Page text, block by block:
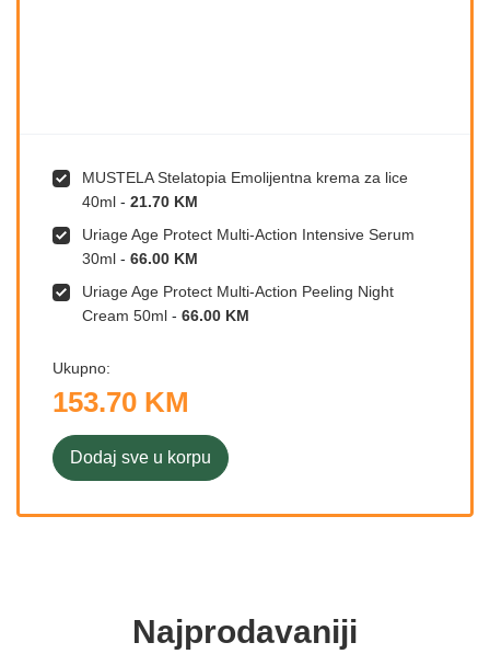
MUSTELA Stelatopia Emolijentna krema za lice
40ml - 21.70 KM
Uriage Age Protect Multi-Action Intensive Serum
30ml - 66.00 KM
Uriage Age Protect Multi-Action Peeling Night
Cream 50ml - 66.00 KM
Ukupno:
153.70 KM
Dodaj sve u korpu
Najprodavaniji